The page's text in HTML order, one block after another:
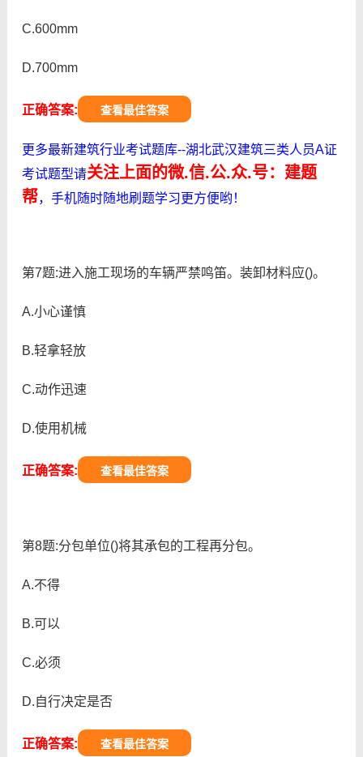
C.600mm
D.700mm
正确答案: 查看最佳答案
更多最新建筑行业考试题库--湖北武汉建筑三类人员A证
考试题型请关注上面的微.信.公.众.号：建题
帮，手机随时随地刷题学习更方便哟！
第7题:进入施工现场的车辆严禁鸣笛。装卸材料应()。
A.小心谨慎
B.轻拿轻放
C.动作迅速
D.使用机械
正确答案: 查看最佳答案
第8题:分包单位()将其承包的工程再分包。
A.不得
B.可以
C.必须
D.自行决定是否
正确答案: 查看最佳答案